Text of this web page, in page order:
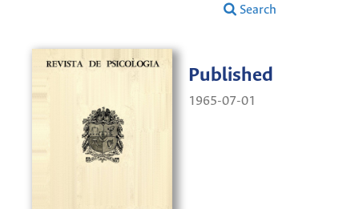
Search
Published
1965-07-01